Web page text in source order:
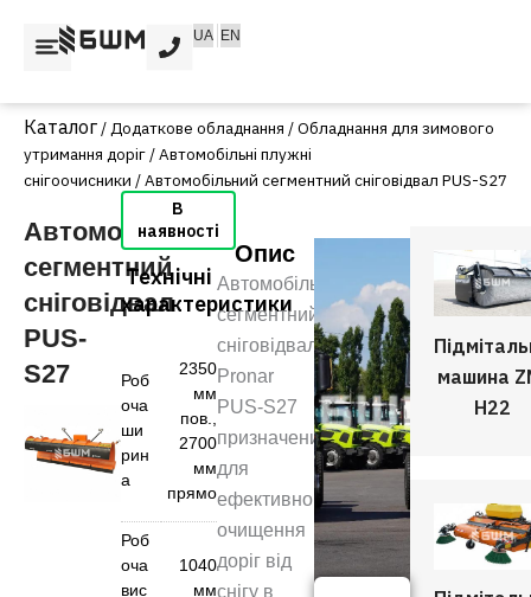
UA EN
/Додаткове обладнання /Обладнання для зимового
утримання доріг/Автомобільні плужні
снігоочисники / Автомобільний сегментний сніговідвал PUS-S27
Автомобільний
сегментний
сніговідвал
PUS-
S27
Технічні
характеристики
Роб
оча
ши
рин
а
2350
мм
пов.,
2700
мм
прямо
Роб
оча
вис
1040
мм
Опис
Автомобільний
сегментний
сніговідвал
Pronar
PUS-S27
призначений
для
ефективного
очищення
доріг від
снігу в
машина
H22